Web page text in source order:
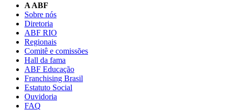
A ABF
Sobre nós
Diretoria
ABF RIO
Regionais
Comitê e comissões
Hall da fama
ABF Educação
Franchising Brasil
Estatuto Social
Ouvidoria
FAQ